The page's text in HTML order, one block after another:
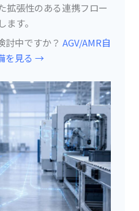
拡張性のある連携フロー
ます。
討中ですか？ AGV/AMR自
を見る →